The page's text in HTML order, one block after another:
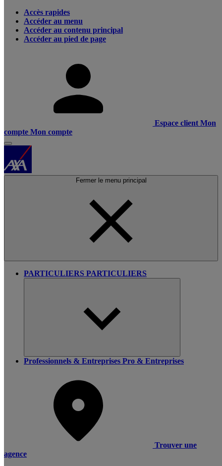
Accès rapides
Accéder au menu
Accéder au contenu principal
Accéder au pied de page
Espace client Mon
compte Mon compte
Fermer le menu principal
PARTICULIERS PARTICULIERS
Professionnels & Entreprises Pro & Entreprises
Trouver une
agence